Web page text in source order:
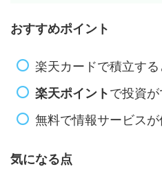
おすすめポイント
楽天カードで積立する
楽天ポイントで投資が
無料で情報サービスが
気になる点